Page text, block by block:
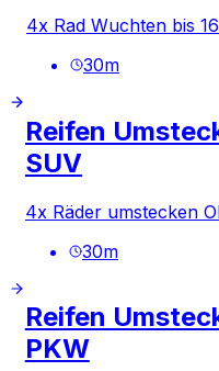
4x Rad Wuchten bis
30m
Reifen
SUV
4x Räder umstecken
30m
Reifen
PKW